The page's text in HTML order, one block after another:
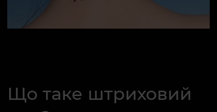
Що таке штриховий